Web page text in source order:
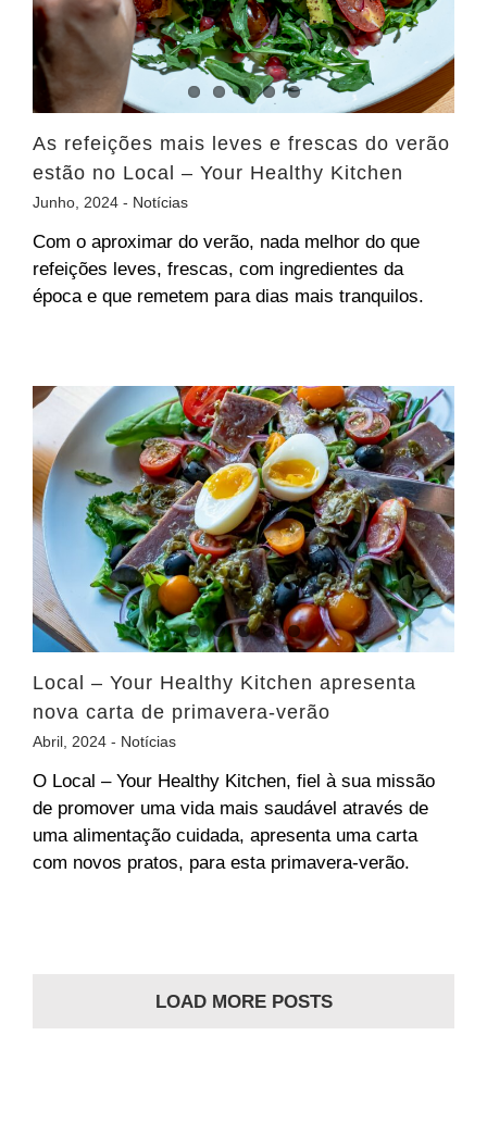
As refeições mais leves e frescas do verão
estão no Local – Your Healthy Kitchen
Junho, 2024 - Notícias
Com o aproximar do verão, nada melhor do que
refeições leves, frescas, com ingredientes da
época e que remetem para dias mais tranquilos.
Local – Your Healthy Kitchen apresenta
nova carta de primavera-verão
Abril, 2024 - Notícias
O Local – Your Healthy Kitchen, fiel à sua missão
de promover uma vida mais saudável através de
uma alimentação cuidada, apresenta uma carta
com novos pratos, para esta primavera-verão.
LOAD MORE POSTS